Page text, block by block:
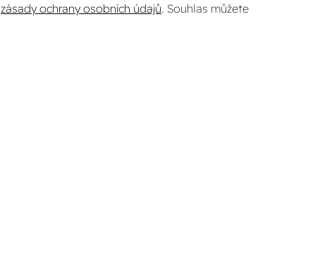
zásady ochrany osobních údajů. Souhlas můžete